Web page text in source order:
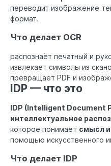
переводит изображение
формат.
Что делает OCR
распознаёт печатный и
извлекает символы из
превращает PDF и
IDP — что это
IDP (Intelligent Document
интеллектуальное
которое понимает смысл и
помощью искусственного
Что делает IDP